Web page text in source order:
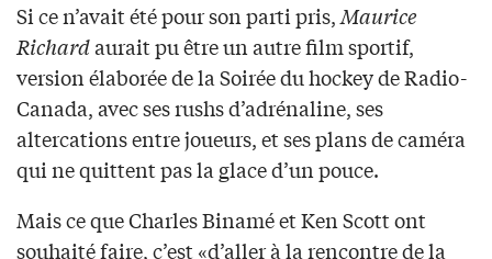
Si ce n’avait été pour son parti pris,Maurice
Richardaurait pu être un autre film sportif,
version élaborée de la Soirée du hockey de Radio-
Canada, avec ses rushs d’adrénaline, ses
altercations entre joueurs, et ses plans de caméra
qui ne quittent pas la glace d’un pouce.
Mais ce que Charles Binamé et Ken Scott ont
souhaité faire, c’est «d’aller à la rencontre de la